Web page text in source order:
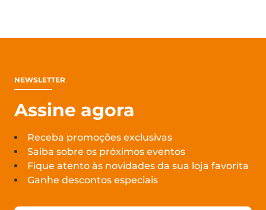
NEWSLETTER
Assine agora
Receba promoções exclusivas
Saiba sobre os próximos eventos
Fique atento às novidades da sua loja favorita
Ganhe descontos especiais